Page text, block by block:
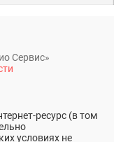
Сервис»
ресурс (в том
условиях не